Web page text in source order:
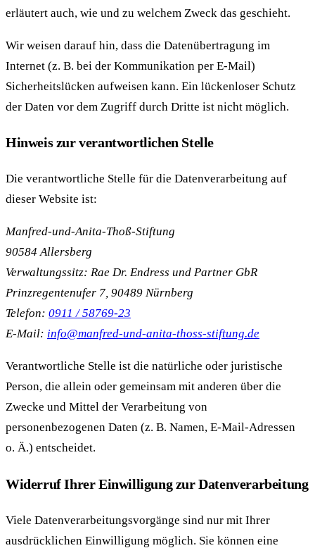
erläutert auch, wie und zu welchem Zweck das geschieht.
Wir weisen darauf hin, dass die Datenübertragung im
Internet (z. B. bei der Kommunikation per E-Mail)
Sicherheitslücken aufweisen kann. Ein lückenloser Schutz
der Daten vor dem Zugriff durch Dritte ist nicht möglich.
Hinweis zur verantwortlichen Stelle
Die verantwortliche Stelle für die Datenverarbeitung auf
dieser Website ist:
Manfred-und-Anita-Thoß-Stiftung
90584 Allersberg
Verwaltungssitz: Rae Dr. Endress und Partner GbR
Prinzregentenufer 7, 90489 Nürnberg
Telefon: 0911 / 58769-23
E-Mail: info@manfred-und-anita-thoss-stiftung.de
Verantwortliche Stelle ist die natürliche oder juristische
Person, die allein oder gemeinsam mit anderen über die
Zwecke und Mittel der Verarbeitung von
personenbezogenen Daten (z. B. Namen, E-Mail-Adressen
o. Ä.) entscheidet.
Widerruf Ihrer Einwilligung zur Datenverarbeitung
Viele Datenverarbeitungsvorgänge sind nur mit Ihrer
ausdrücklichen Einwilligung möglich. Sie können eine